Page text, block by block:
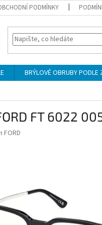
PODMÍNKY
BRÝLOVÉ OBRUBY PODLE
FT 6022
FORD